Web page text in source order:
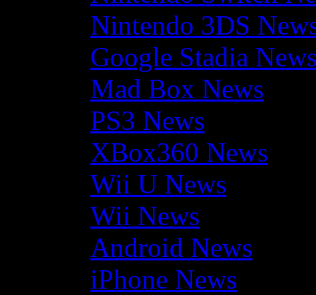
Nintendo 3DS
Google Stadia
Mad Box News
PS3 News
XBox360 News
Wii U News
Wii News
Android News
iPhone News